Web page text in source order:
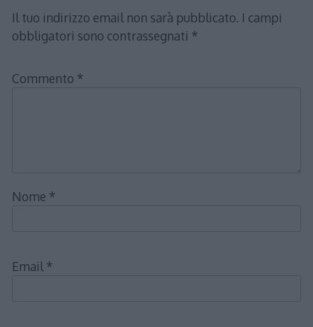
Il tuo indirizzo email non sarà pubblicato. I campi
obbligatori sono contrassegnati *
Commento *
Nome *
Email *